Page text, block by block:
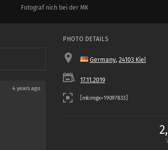
Fotograf nich bei der MK
4 years ago
PHOTO DETAILS
Germany, 24103 Kiel
17.11.2019